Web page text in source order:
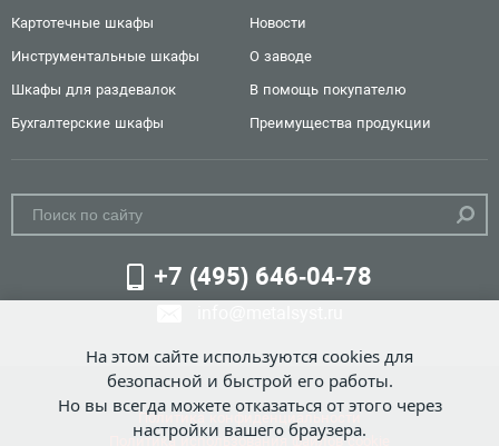
Картотечные шкафы
Инструментальные шкафы
Шкафы для раздевалок
Бухгалтерские шкафы
Новости
О заводе
В помощь покупателю
Преимущества продукции
+7 (495) 646-04-78
Политика конфиденциальности
Политика использования файлов cookie
На этом сайте используются cookies для
безопасной и быстрой его работы.
Но вы всегда можете отказаться от этого через
настройки вашего браузера.